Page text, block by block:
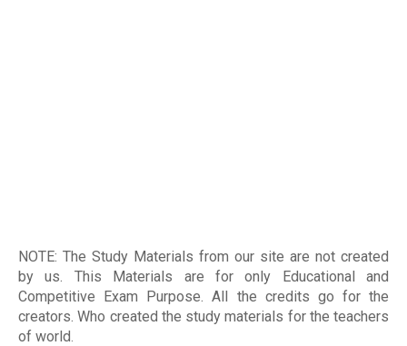
NOTE: The Study Materials from our site are not created
by us. This Materials are for only Educational and
Competitive Exam Purpose. All the credits go for the
creators. Who created the study materials for the teachers
of world